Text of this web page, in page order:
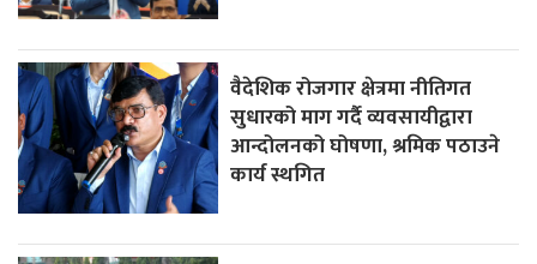
वैदेशिक रोजगार क्षेत्रमा नीतिगत
सुधारको माग गर्दै व्यवसायीद्वारा
आन्दोलनको घोषणा, श्रमिक पठाउने
कार्य स्थगित